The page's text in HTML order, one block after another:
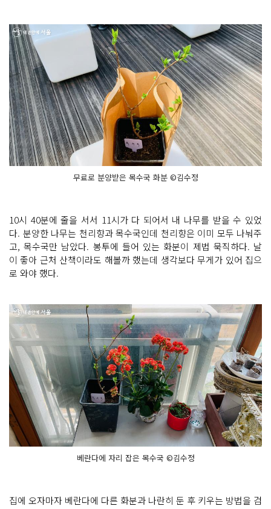
무료로 분양받은 목수국 화분 ©김수정
10시 40분에 줄을 서서 11시가 다 되어서 내 나무를 받을 수 있었
다. 분양한 나무는 천리향과 목수국인데 천리향은 이미 모두 나눠주
고, 목수국만 남았다. 봉투에 들어 있는 화분이 제법 묵직하다. 날
이 좋아 근처 산책이라도 해볼까 했는데 생각보다 무게가 있어 집으
로 와야 했다.
베란다에 자리 잡은 목수국 ©김수정
집에 오자마자 베란다에 다른 화분과 나란히 둔 후 키우는 방법을 검